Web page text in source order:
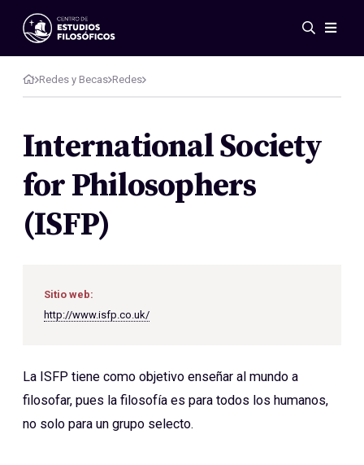
Eventos
Novedades
Investigación
Publicaciones
Galería
Acerca de nosotros
Redes y Becas Redes
International Society
for Philosophers
(ISFP)
Sitio web:
http://www.isfp.co.uk/
La ISFP tiene como objetivo enseñar al mundo a
filosofar, pues la filosofía es para todos los humanos,
no solo para un grupo selecto.